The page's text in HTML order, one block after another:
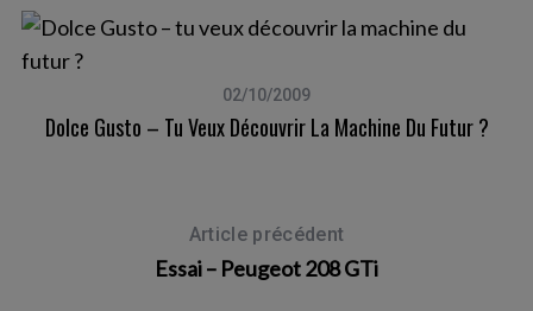
02/10/2009
Dolce Gusto – Tu Veux Découvrir La Machine Du Futur ?
Article précédent
Essai – Peugeot 208 GTi